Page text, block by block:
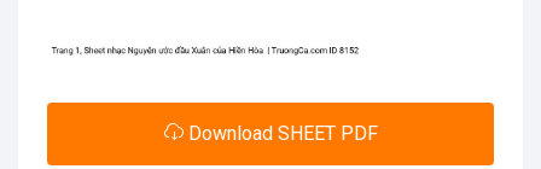
Download SHEET PDF